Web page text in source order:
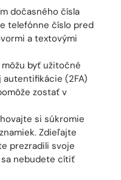
dočasného čísla
telefónne číslo pred
a textovými
byť užitočné
(2FA)
zostať v
si súkromie
Zdieľajte
prezradili svoje
nebudete cítiť